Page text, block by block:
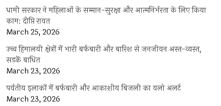
धामी सरकार ने महिलाओं के सम्मान-सुरक्षा और आत्मनिर्भरता के लिए किया
काम: दीप्ति रावत
March 25, 2026
उच्च हिमालयी क्षेत्रों में भारी बर्फबारी और बारिश से जनजीवन अस्त-व्यस्त,
सड़कें बाधित
March 23, 2026
पर्वतीय इलाकों में बर्फबारी और आकाशीय बिजली का यलो अलर्ट
March 23, 2026